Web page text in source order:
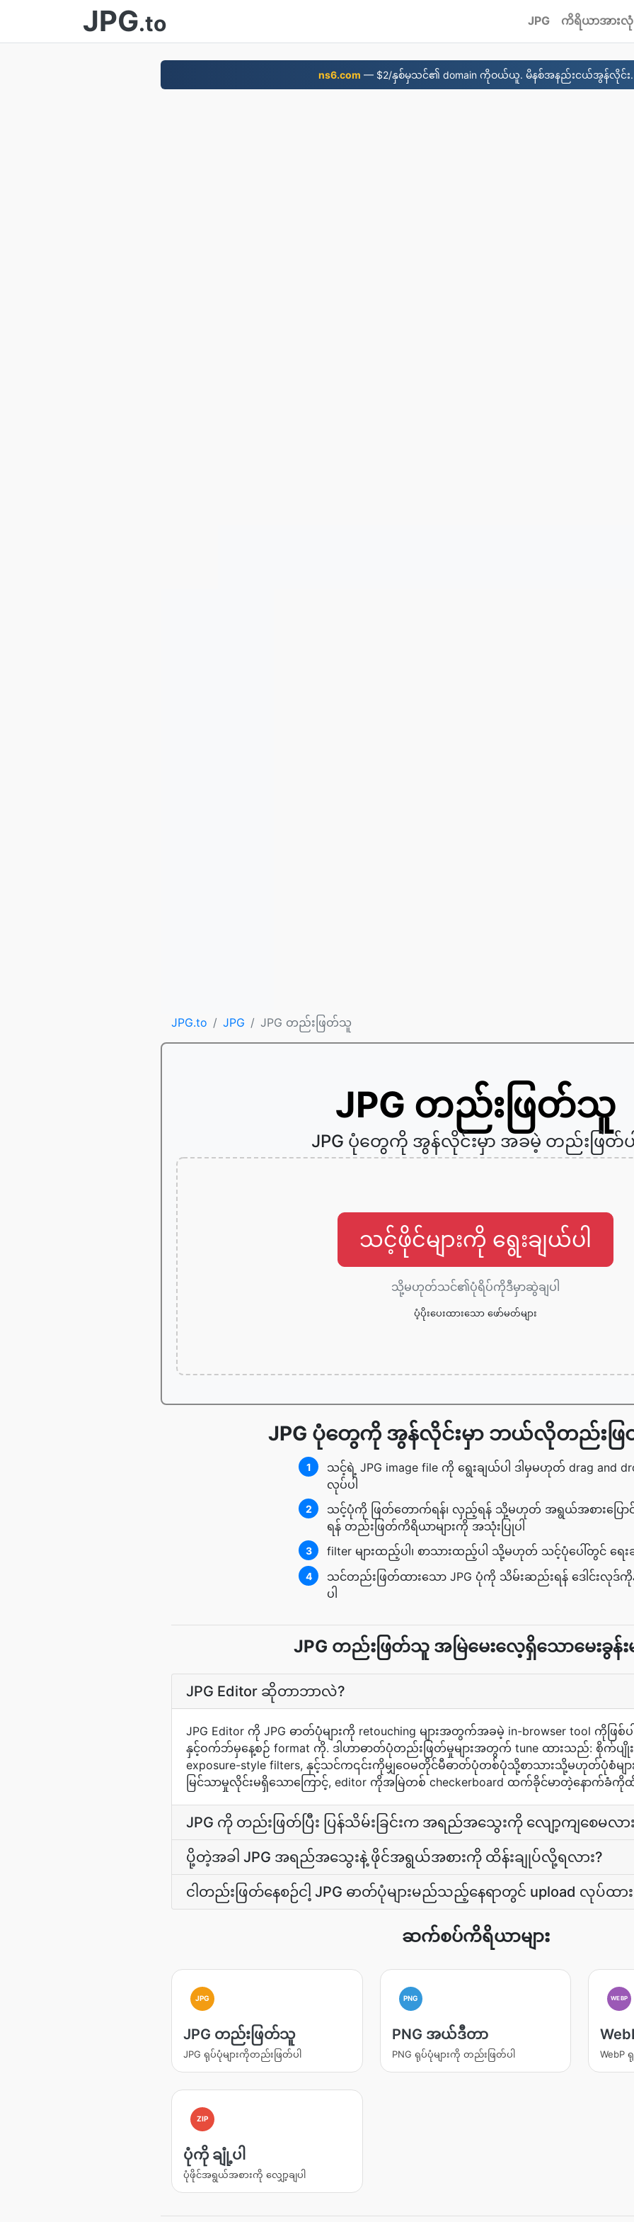
JPG.to JPG ကိရိယာအားလုံ
ns6.com — $2/နှစ်မှသင်၏ domain ကိုဝယ်ယူ. မိနစ်အနည်းငယ်အွန်လိုင်း.
JPG.to JPG JPG တည်းဖြတ်သူ
JPG တည်းဖြတ်သူ
JPG ပုံတွေကို အွန်လိုင်းမှာ အခမဲ့ တည်းဖြတ်ပ
သင့်ဖိုင်များကို ရွေးချယ်ပါ
သို့မဟုတ်သင်၏ပုံရိပ်ကိုဒီမှာဆွဲချပါ
ပံ့ပိုးပေးထားသော ဖော်မတ်များ
JPG ပုံတွေကို အွန်လိုင်းမှာ ဘယ်လိုတည်းဖ
1
သင့်ရဲ့ JPG image file ကို ရွေးချယ်ပါ ဒါမှမဟုတ် drag and
လုပ်ပါ
2
သင့်ပုံကို ဖြတ်တောက်ရန်၊ လှည့်ရန် သို့မဟုတ် အရွယ်အစားပြော
ရန် တည်းဖြတ်ကိရိယာများကို အသုံးပြုပါ
3 filter များထည့်ပါ၊ စာသားထည့်ပါ သို့မဟုတ် သင့်ပုံပေါ်တွင် ရေး
4
သင်တည်းဖြတ်ထားသော JPG ပုံကို သိမ်းဆည်းရန် ဒေါင်းလုဒ်ကို
ပါ
JPG တည်းဖြတ်သူ အမြဲမေးလေ့ရှိသောမေးခွန်းမ
JPG Editor ဆိုတာဘာလဲ?
JPG Editor ကို JPG ဓာတ်ပုံများကို retouching များအတွက်အခမဲ့ in-browser tool ကိုဖြစ်
နှင့်ဝက်ဘ်မှနေ့စဉ် format ကို. ဒါဟာဓာတ်ပုံတည်းဖြတ်မှုများအတွက် tune ထားသည်: စိုက်ပျိုး,
exposure-style filters, နှင့်သင်က၎င်းကိုမျှဝေမတိုင်မီဓာတ်ပုံတစ်ပုံသို့စာသားသို့မဟုတ်ပုံစံမျ
မြင်သာမှုလိုင်းမရှိသောကြောင့်, editor ကိုအမြဲတစ် checkerboard ထက်ခိုင်မာတဲ့နောက်ခံကို
JPG ကို တည်းဖြတ်ပြီး ပြန်သိမ်းခြင်းက အရည်အသွေးကို လျော့ကျစေမလာ
ပို့တဲ့အခါ JPG အရည်အသွေးနဲ့ ဖိုင်အရွယ်အစားကို ထိန်းချုပ်လို့ရလား?
ငါတည်းဖြတ်နေစဉ်ငါ့ JPG ဓာတ်ပုံများမည်သည့်နေရာတွင် upload လုပ်ထ
ဆက်စပ်ကိရိယာများ
JPG
JPG တည်းဖြတ်သူ
JPG ရုပ်ပုံများကိုတည်းဖြတ်ပါ
PNG
PNG အယ်ဒီတာ
PNG ရုပ်ပုံများကို တည်းဖြတ်ပါ
WEBP
WebP
ZIP
ပုံကို ချုံ့ပါ
ပုံဖိုင်အရွယ်အစားကို လျှော့ချပါ